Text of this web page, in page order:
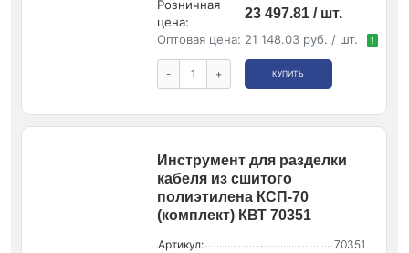
Розничная
цена:
23 497.81 / шт.
Оптовая цена: 21 148.03 руб. / шт. !
- + КУПИТЬ
Инструмент для разделки
кабеля из сшитого
полиэтилена КСП-70
(комплект) КВТ 70351
Артикул:
70351